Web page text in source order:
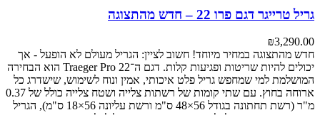
גריל טרייגר דגם פרו 22 – חדש מהתצוגה
₪3,290.00
חדש מהתצוגה במחיר מיוחד! חשוב לציין: הגריל מעולם לא הופעל - אך
יכולים להיות שריטות ופגיעות קלות.
דגם ה־Traeger Pro 22 הוא הבחירה
המושלמת למי שמחפש גריל פלט איכותי, אמין ונוח לשימוש, שישדרג כל
ארוחה בחוץ.
עם שתי קומות של רשתות צלייה ושטח צלייה כולל של 0.37
מ"ר (רשת תחתונה בגודל 56×48 ס"מ ורשת עליונה 56×18 ס"מ), הגריל